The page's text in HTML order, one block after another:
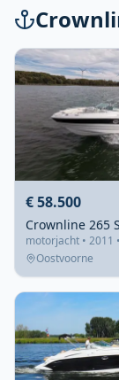
€ 58.500
motorjacht • 2011
Oostvoorne